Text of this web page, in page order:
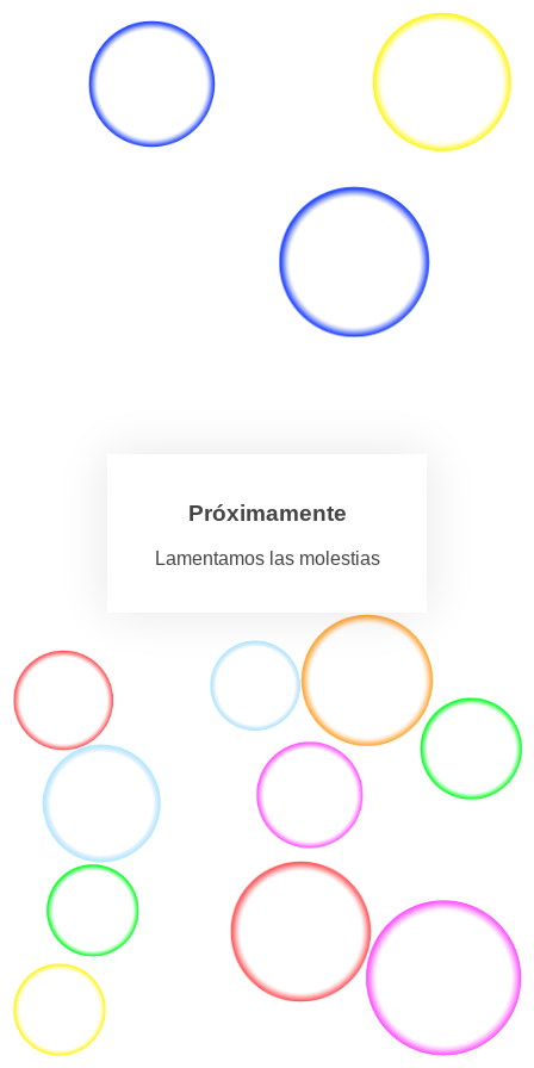
Próximamente
Lamentamos las molestias